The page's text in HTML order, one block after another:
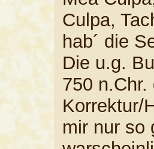
Culpa,
hab´ die
Die u.g.
750
Korrektur/
mir nur so